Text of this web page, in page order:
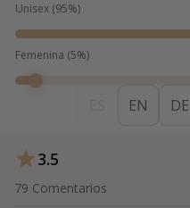
Unisex (95%)
Femenina (5%)
EN DE
3.5
79 Comentarios